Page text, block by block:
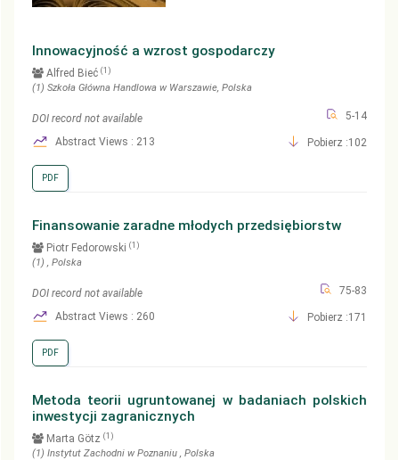
Innowacyjność a wzrost gospodarczy
Alfred Bieć (1)
(1) Szkoła Główna Handlowa w Warszawie, Polska
DOI record not available 5-14
Abstract Views : 213 Pobierz :102
PDF
Finansowanie zaradne młodych przedsiębiorstw
Piotr Fedorowski (1)
(1) , Polska
DOI record not available 75-83
Abstract Views : 260 Pobierz :171
PDF
Metoda teorii ugruntowanej w badaniach polskich
inwestycji zagranicznych
Marta Götz (1)
(1) Instytut Zachodni w Poznaniu , Polska